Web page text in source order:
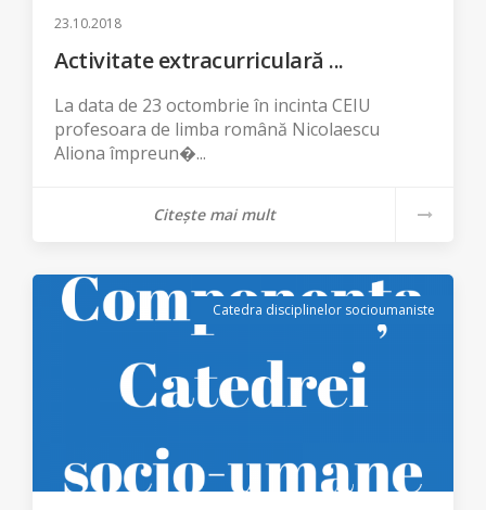
23.10.2018
Activitate extracurriculară ...
La data de 23 octombrie în incinta CEIU
profesoara de limba română Nicolaescu
Aliona împreun�...
Citește mai mult
Catedra disciplinelor socioumaniste